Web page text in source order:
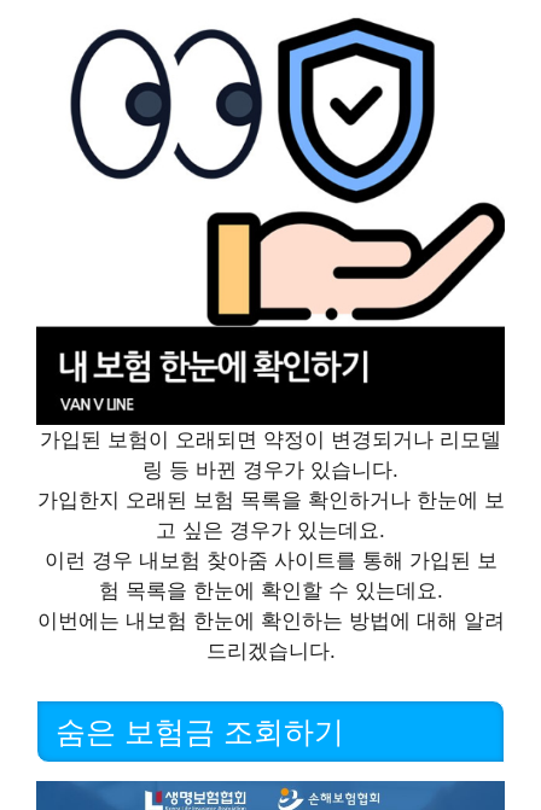
가입된 보험이 오래되면 약정이 변경되거나 리모델
링 등 바뀐 경우가 있습니다.
가입한지 오래된 보험 목록을 확인하거나 한눈에 보
고 싶은 경우가 있는데요.
이런 경우 내보험 찾아줌 사이트를 통해 가입된 보
험 목록을 한눈에 확인할 수 있는데요.
이번에는 내보험 한눈에 확인하는 방법에 대해 알려
드리겠습니다.
숨은 보험금 조회하기